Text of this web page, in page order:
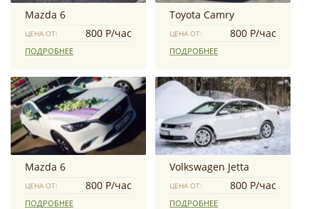
Mazda 6
ЦЕНА ОТ: 800 Р/час
ПОДРОБНЕЕ
Toyota Camry
ЦЕНА ОТ: 800 Р/час
ПОДРОБНЕЕ
Mazda 6
ЦЕНА ОТ: 800 Р/час
ПОДРОБНЕЕ
Volkswagen Jetta
ЦЕНА ОТ: 800 Р/час
ПОДРОБНЕЕ